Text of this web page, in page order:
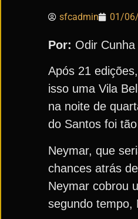
sfcadmin 01/
Por: Odir Cunha
Após 21
isso uma Vila
na noite de
do Santos foi
Neymar, que
chances atrás
Neymar cobrou
segundo tempo,